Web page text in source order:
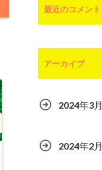
最近のコメント
アーカイブ
2024年3月
2024年2月